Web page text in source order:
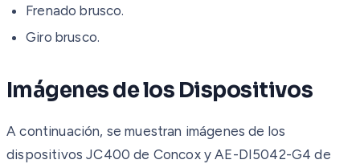
Frenado brusco.
Giro brusco.
Imágenes de los Dispositivos
A continuación, se muestran imágenes de los
dispositivos JC400 de Concox y AE-DI5042-G4 de